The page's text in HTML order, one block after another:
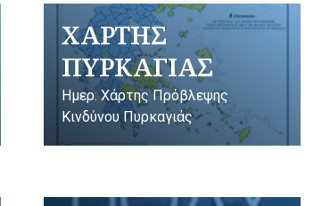
ΧΑΡΤΗΣ
ΠΥΡΚΑΓΙΑΣ
Ημερ. Χάρτης Πρόβλεψης
Κινδύνου Πυρκαγιάς